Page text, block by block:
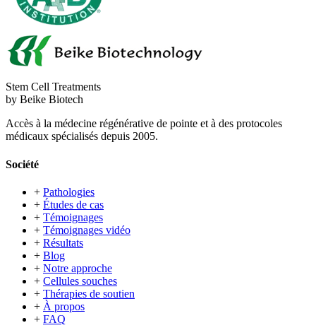
Stem Cell Treatments
by Beike Biotech
Accès à la médecine régénérative de pointe et à des protocoles
médicaux spécialisés depuis 2005.
Société
+ Pathologies
+ Études de cas
+ Témoignages
+ Témoignages vidéo
+ Résultats
+ Blog
+ Notre approche
+ Cellules souches
+ Thérapies de soutien
+ À propos
+ FAQ